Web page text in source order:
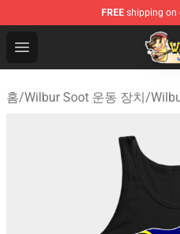
FREE shipping on
Open menu
Wilbur Soot Shop -
홈/Wilbur Soot 운동 장치/